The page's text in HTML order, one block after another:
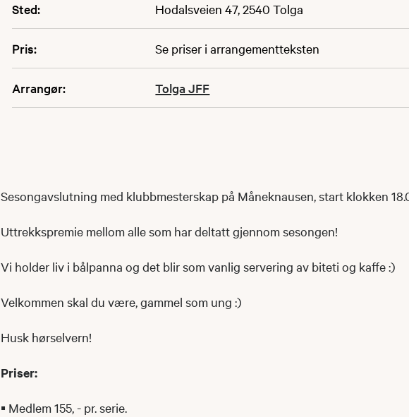
Sted: Hodalsveien 47, 2540 Tolga
Pris: Se priser i arrangementteksten
Arrangør: Tolga JFF
Sesongavslutning med klubbmesterskap på Måneknausen, start klokken
Uttrekkspremie mellom alle som har deltatt gjennom sesongen!
Vi holder liv i bålpanna og det blir som vanlig servering av biteti og kaffe :)
Velkommen skal du være, gammel som ung :)
Husk hørselvern!
Priser:
▪ Medlem 155, - pr. serie.